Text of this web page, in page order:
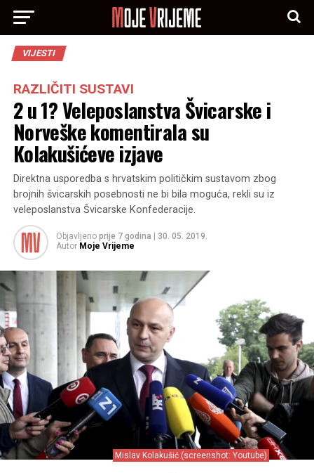
VIJESTI
RAZLIČITI SUSTAVI
2 u 1? Veleposlanstva Švicarske i
Norveške komentirala su
Kolakušićeve izjave
Direktna usporedba s hrvatskim političkim sustavom zbog
brojnih švicarskih posebnosti ne bi bila moguća, rekli su iz
veleposlanstva Švicarske Konfederacije.
Objavljeno prije 7 godina
30. 05. 2019.
Autor Moje Vrijeme
Mislav Kolakušić (screenshot: Youtube)